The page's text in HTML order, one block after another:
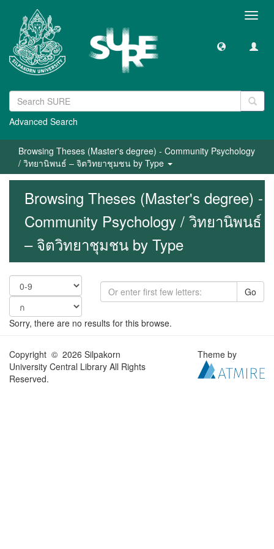
Advanced Search
Browsing Theses (Master's degree) - Community Psychology
/ วิทยานิพนธ์ – จิตวิทยาชุมชน by Type
Browsing Theses (Master's degree) -
Community Psychology / วิทยานิพนธ์
– จิตวิทยาชุมชน by Type
Go
Sorry, there are no results for this browse.
Copyright © 2026 Silpakorn
University Central Library All Rights
Reserved.
Theme by